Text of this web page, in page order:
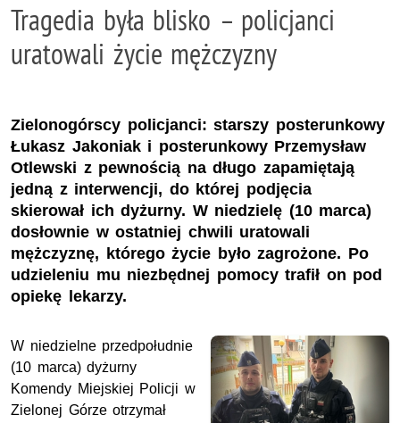
Tragedia była blisko – policjanci
uratowali życie mężczyzny
Zielonogórscy policjanci: starszy posterunkowy
Łukasz Jakoniak i posterunkowy Przemysław
Otlewski z pewnością na długo zapamiętają
jedną z interwencji, do której podjęcia
skierował ich dyżurny. W niedzielę (10 marca)
dosłownie w ostatniej chwili uratowali
mężczyznę, którego życie było zagrożone. Po
udzieleniu mu niezbędnej pomocy trafił on pod
opiekę lekarzy.
W niedzielne przedpołudnie
(10 marca) dyżurny
Komendy Miejskiej Policji w
Zielonej Górze otrzymał